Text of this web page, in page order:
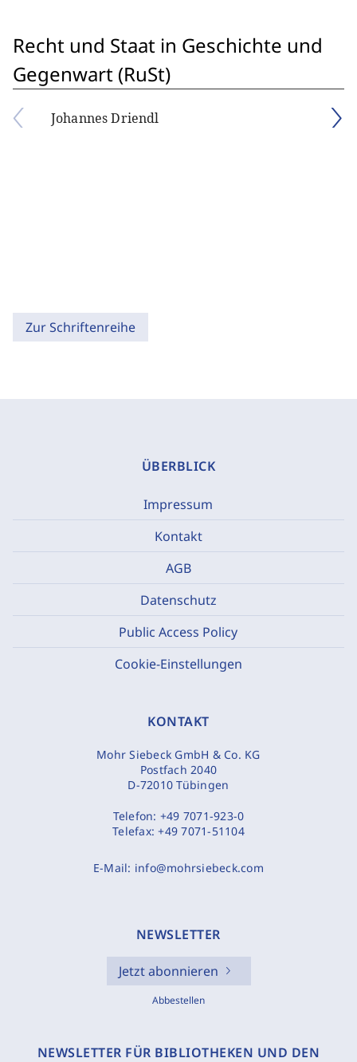
Recht und Staat in Geschichte und
Gegenwart (RuSt)
Johannes Driendl
Zur Schriftenreihe
ÜBERBLICK
Impressum
Kontakt
AGB
Datenschutz
Public Access Policy
Cookie-Einstellungen
KONTAKT
Mohr Siebeck GmbH & Co. KG
Postfach 2040
D-72010 Tübingen
Telefon: +49 7071-923-0
Telefax:+49 7071-51104
E-Mail: info@mohrsiebeck.com
NEWSLETTER
Jetzt abonnieren
Abbestellen
NEWSLETTER FÜR BIBLIOTHEKEN UND DEN